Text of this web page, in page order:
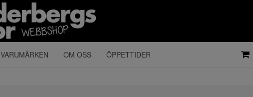
VARUMÄRKEN OM OSS ÖPPETTIDER